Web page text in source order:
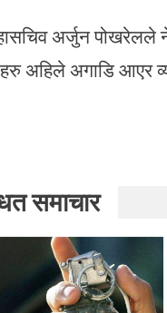
अर्जुन पोखरेलले
अहिले अगाडि आएर
समाचार